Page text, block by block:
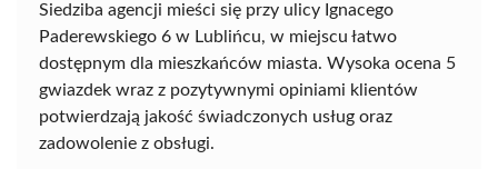
Siedziba agencji mieści się przy ulicy Ignacego
Paderewskiego 6 w Lublińcu, w miejscu łatwo
dostępnym dla mieszkańców miasta. Wysoka ocena 5
gwiazdek wraz z pozytywnymi opiniami klientów
potwierdzają jakość świadczonych usług oraz
zadowolenie z obsługi.